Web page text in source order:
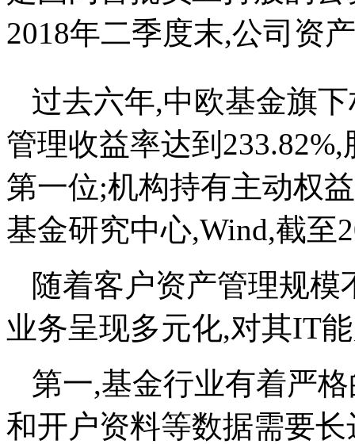
2018年二季度末,公司资
过去六年,中欧基金旗
管理收益率达到
第一位;机构持有主动权
基金研究中心,Wind,截至
随着客户资产管理规
业务呈现多元化,对其IT
第一,基金行业有着严
和开户资料等数据需要